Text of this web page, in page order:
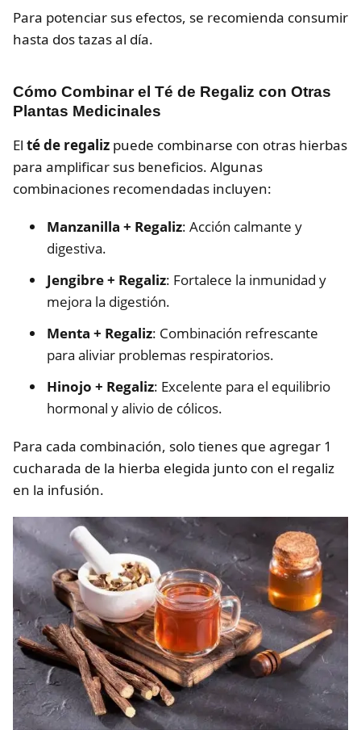
Para potenciar sus efectos, se recomienda consumir
hasta dos tazas al día.
Cómo Combinar el Té de Regaliz con Otras
Plantas Medicinales
El té de regaliz puede combinarse con otras hierbas
para amplificar sus beneficios. Algunas
combinaciones recomendadas incluyen:
Manzanilla + Regaliz: Acción calmante y
digestiva.
Jengibre + Regaliz: Fortalece la inmunidad y
mejora la digestión.
Menta + Regaliz: Combinación refrescante
para aliviar problemas respiratorios.
Hinojo + Regaliz: Excelente para el equilibrio
hormonal y alivio de cólicos.
Para cada combinación, solo tienes que agregar 1
cucharada de la hierba elegida junto con el regaliz
en la infusión.